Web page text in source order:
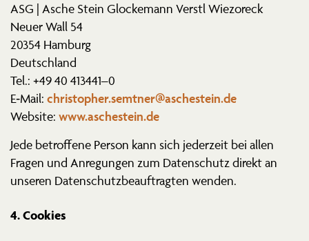
ASG | Asche Stein Glockemann Verstl Wiezoreck
Neuer Wall 54
20354 Hamburg
Deutschland
Tel.: +49 40 413441–0
E‑Mail: christopher.semtner@aschestein.de
Website: www.aschestein.de
Jede betroffene Person kann sich jederzeit bei allen
Fragen und Anregungen zum Daten­schutz direkt an
unseren Daten­schutz­be­auf­tragten wenden.
4. Cookies